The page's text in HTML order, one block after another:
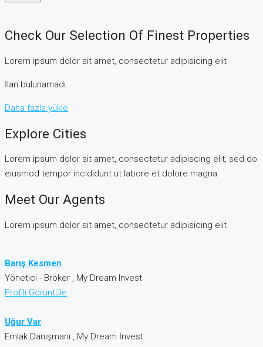
Check Our Selection Of Finest Properties
Lorem ipsum dolor sit amet, consectetur adipisicing elit
İlan bulunamadı.
Daha fazla yükle
Explore Cities
Lorem ipsum dolor sit amet, consectetur adipiscing elit, sed do
eiusmod tempor incididunt ut labore et dolore magna
Meet Our Agents
Lorem ipsum dolor sit amet, consectetur adipisicing elit
Barış Kesmen
Yönetici - Broker , My Dream Invest
Profili Görüntüle
Uğur Var
Emlak Danışmanı , My Dream İnvest